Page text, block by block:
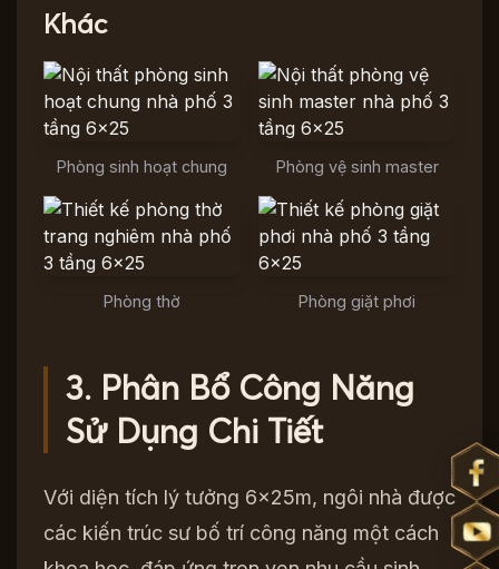
Khác
Phòng sinh hoạt chung Phòng vệ sinh master
Phòng thờ Phòng giặt phơi
3. Phân Bổ Công Năng
Sử Dụng Chi Tiết
Với diện tích lý tưởng 6x25m, ngôi nhà được
các kiến trúc sư bố trí công năng một cách